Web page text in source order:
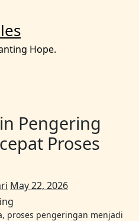
Hope.
Pengering
Proses
May 22, 2026